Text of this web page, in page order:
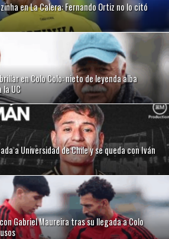
en La Calera: Fernando Ortiz no lo citó
en Colo Colo: nieto de leyenda alba
UC
a Universidad de Chile y se queda con Iván
Gabriel Maureira tras su llegada a Colo